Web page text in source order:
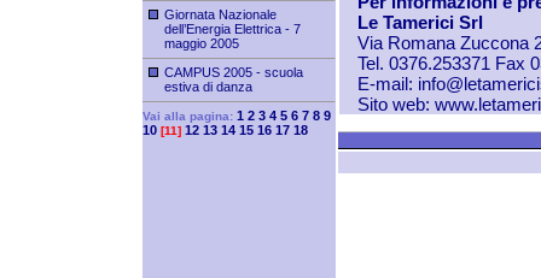
Giornata Nazionale
dell’Energia Elettrica - 7
maggio 2005
CAMPUS 2005 - scuola
estiva di danza
Vai alla pagina: 1 2 3 4 5 6 7 8 9
10 [11] 12 13 14 15 16 17 18
Le Tamerici Srl
Via Romana Zuccona
Tel. 0376.253371 Fax
E-mail:
Sito web: